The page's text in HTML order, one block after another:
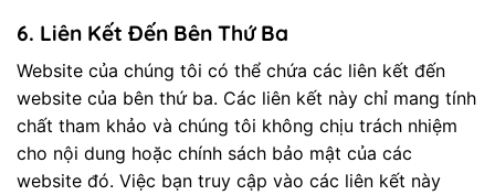
6. Liên Kết Đến Bên Thứ Ba
Website của chúng tôi có thể chứa các liên kết đến
website của bên thứ ba. Các liên kết này chỉ mang tính
chất tham khảo và chúng tôi không chịu trách nhiệm
cho nội dung hoặc chính sách bảo mật của các
website đó. Việc bạn truy cập vào các liên kết này